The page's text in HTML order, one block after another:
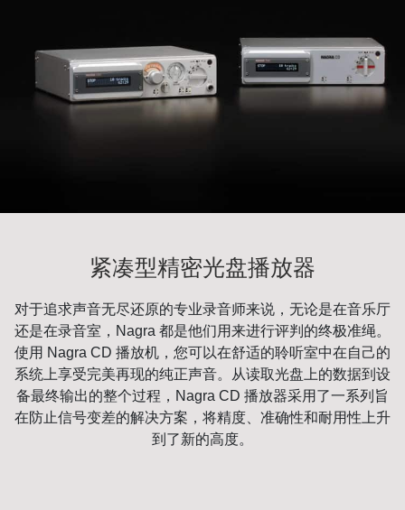
紧凑型精密光盘播放器
对于追求声音无尽还原的专业录音师来说，无论是在音乐厅
还是在录音室，Nagra 都是他们用来进行评判的终极准绳。
使用 Nagra CD 播放机，您可以在舒适的聆听室中在自己的
系统上享受完美再现的纯正声音。从读取光盘上的数据到设
备最终输出的整个过程，Nagra CD 播放器采用了一系列旨
在防止信号变差的解决方案，将精度、准确性和耐用性上升
到了新的高度。